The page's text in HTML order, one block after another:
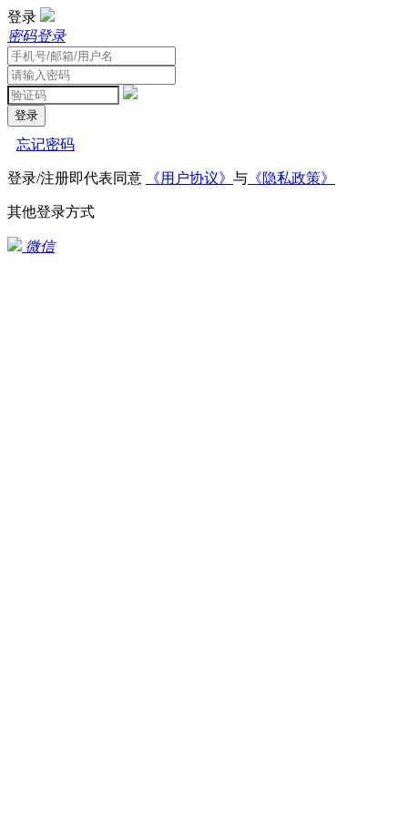
登录
密码登录
登录
忘记密码
登录/注册即代表同意 《用户协议》 与 《隐私政策》
其他登录方式
微信